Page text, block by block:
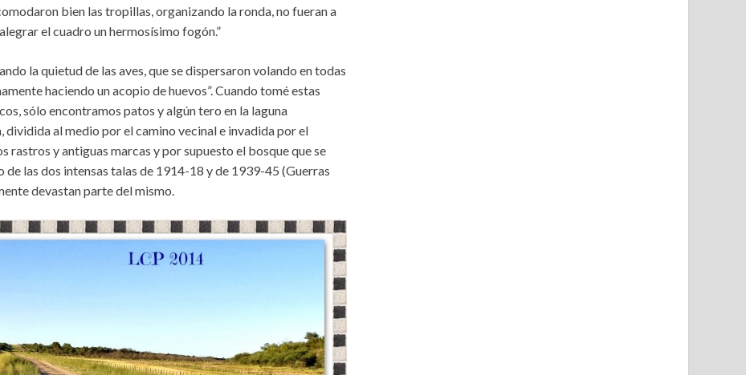
bien las tropillas, organizando la ronda, no fueran a
el cuadro un hermosísimo fogón.”
la quietud de las aves, que se dispersaron volando en todas
haciendo un acopio de huevos”. Cuando tomé estas
sólo encontramos patos y algún tero en la laguna
dividida al medio por el camino vecinal e invadida por el
rastros y antiguas marcas y por supuesto el bosque que se
de las dos intensas talas de 1914-18 y de 1939-45 (Guerras
devastan parte del mismo.